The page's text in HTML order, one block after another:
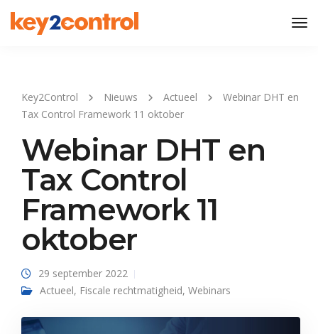
Key2Control Nieuws Actueel
Webinar DHT en
Tax Control Framework 11 oktober
Webinar DHT en
Tax Control
Framework 11
oktober
29 september 2022
Actueel, Fiscale rechtmatigheid, Webinars